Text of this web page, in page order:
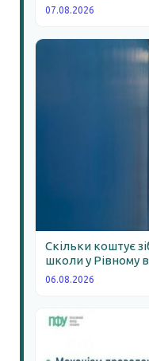
07.08.2026
Скільки коштує
школи у Рівному
06.08.2026